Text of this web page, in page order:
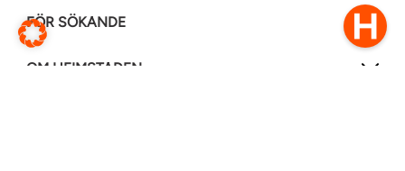
FÖR SÖKANDE
OM HEIMSTADEN